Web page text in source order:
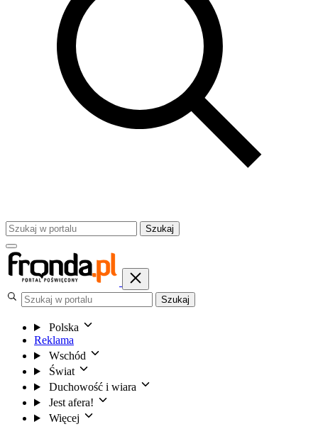
Szukaj
Szukaj
Polska
Reklama
Wschód
Świat
Duchowość i wiara
Jest afera!
Więcej